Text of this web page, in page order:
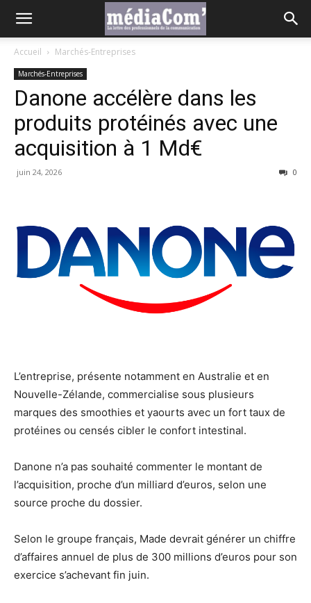
Accueil Marchés-Entreprises
Marchés-Entreprises
Danone accélère dans les
produits protéinés avec une
acquisition à 1 Md€
juin 24, 2026 0
L’entreprise, présente notamment en Australie et en
Nouvelle-Zélande, commercialise sous plusieurs
marques des smoothies et yaourts avec un fort taux de
protéines ou censés cibler le confort intestinal.
Danone n’a pas souhaité commenter le montant de
l’acquisition, proche d’un milliard d’euros, selon une
source proche du dossier.
Selon le groupe français, Made devrait générer un chiffre
d’affaires annuel de plus de 300 millions d’euros pour son
exercice s’achevant fin juin.